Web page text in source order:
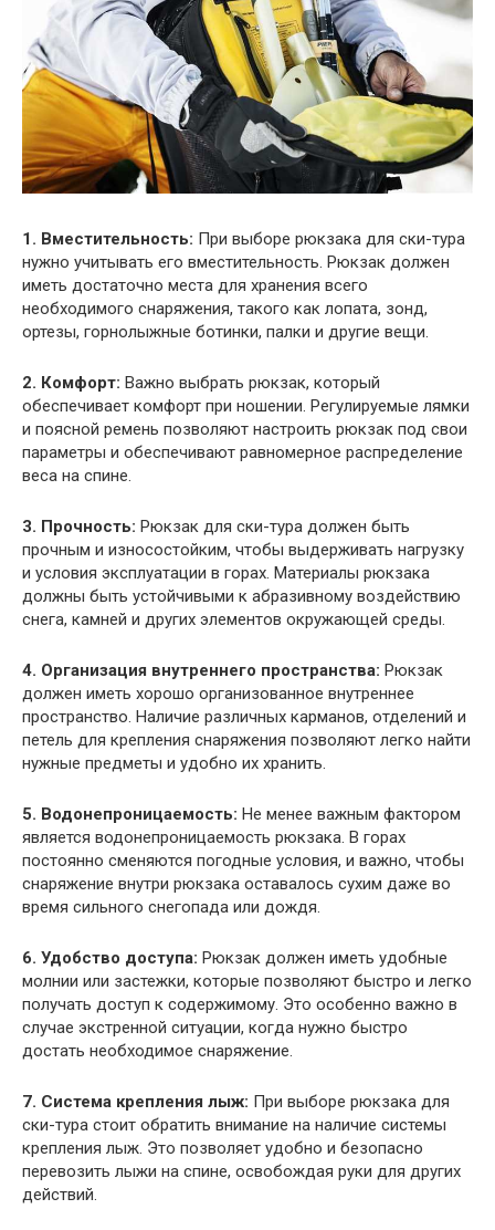
1. Вместительность: При выборе рюкзака для ски-тура
нужно учитывать его вместительность. Рюкзак должен
иметь достаточно места для хранения всего
необходимого снаряжения, такого как лопата, зонд,
ортезы, горнолыжные ботинки, палки и другие вещи.
2. Комфорт: Важно выбрать рюкзак, который
обеспечивает комфорт при ношении. Регулируемые лямки
и поясной ремень позволяют настроить рюкзак под свои
параметры и обеспечивают равномерное распределение
веса на спине.
3. Прочность: Рюкзак для ски-тура должен быть
прочным и износостойким, чтобы выдерживать нагрузку
и условия эксплуатации в горах. Материалы рюкзака
должны быть устойчивыми к абразивному воздействию
снега, камней и других элементов окружающей среды.
4. Организация внутреннего пространства: Рюкзак
должен иметь хорошо организованное внутреннее
пространство. Наличие различных карманов, отделений и
петель для крепления снаряжения позволяют легко найти
нужные предметы и удобно их хранить.
5. Водонепроницаемость: Не менее важным фактором
является водонепроницаемость рюкзака. В горах
постоянно сменяются погодные условия, и важно, чтобы
снаряжение внутри рюкзака оставалось сухим даже во
время сильного снегопада или дождя.
6. Удобство доступа: Рюкзак должен иметь удобные
молнии или застежки, которые позволяют быстро и легко
получать доступ к содержимому. Это особенно важно в
случае экстренной ситуации, когда нужно быстро
достать необходимое снаряжение.
7. Система крепления лыж: При выборе рюкзака для
ски-тура стоит обратить внимание на наличие системы
крепления лыж. Это позволяет удобно и безопасно
перевозить лыжи на спине, освобождая руки для других
действий.